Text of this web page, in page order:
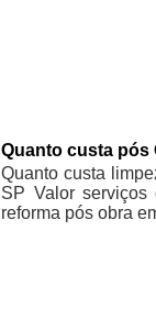
Quanto custa pós
Quanto custa
SP Valor serviços
reforma pós obra